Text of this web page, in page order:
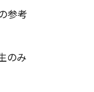
参考
のみ